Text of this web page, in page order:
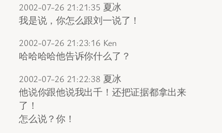
2002-07-26 21:21:35 夏冰
我是说，你怎么跟刘一说了！
2002-07-26 21:23:16 Ken
哈哈哈哈他告诉你什么了？
2002-07-26 21:22:38 夏冰
他说你跟他说我出千！还把证据都拿出来
了！
怎么说？你！